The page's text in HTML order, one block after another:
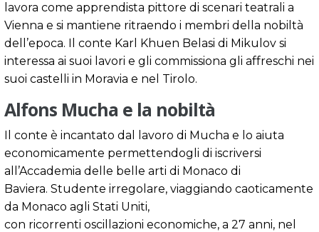
lavora come apprendista pittore di scenari teatrali a
Vienna e si mantiene ritraendo i membri della nobiltà
dell’epoca. Il conte Karl Khuen Belasi di Mikulov si
interessa ai suoi lavori e gli commissiona gli affreschi nei
suoi castelli in Moravia e nel Tirolo.
Alfons Mucha e la nobiltà
Il conte è incantato dal lavoro di Mucha e lo aiuta
economicamente permettendogli di iscriversi
all’Accademia delle belle arti di Monaco di
Baviera. Studente irregolare, viaggiando caoticamente
da Monaco agli Stati Uniti,
con ricorrenti oscillazioni economiche, a 27 anni, nel